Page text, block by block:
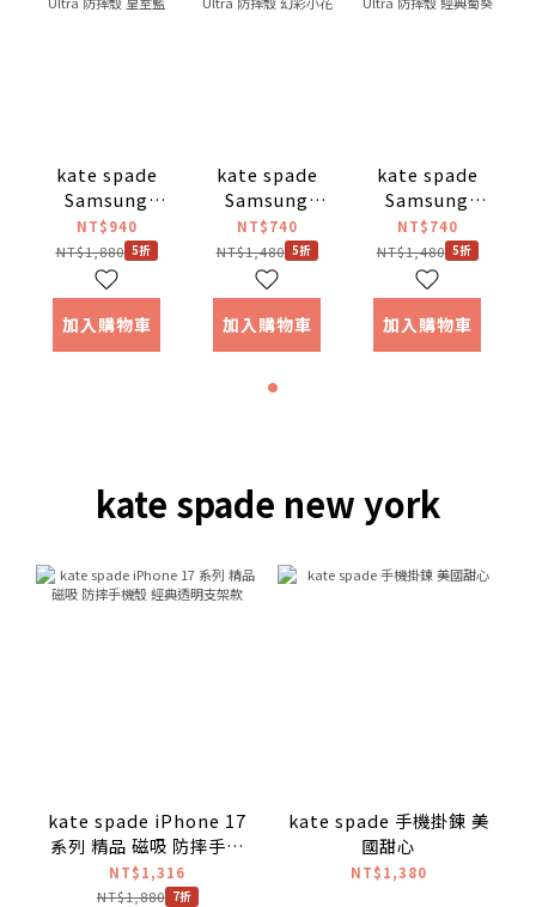
kate spade
Samsung
Galaxy S26
Ultra 防摔殼
皇室藍
NT$940
NT$1,880 5折
加入購物車
kate spade
Samsung
Galaxy S24
Ultra 防摔殼
幻彩小花
NT$740
NT$1,480 5折
加入購物車
kate spade
Samsung
Galaxy S24
Ultra 防摔殼
經典蜀葵
NT$740
NT$1,480 5折
加入購物車
kate spade new york
kate spade iPhone 17
系列 精品 磁吸 防摔手機
殼 經典透明支架款
NT$1,316
NT$1,880 7折
kate spade 手機掛鍊 美
國甜心
NT$1,380